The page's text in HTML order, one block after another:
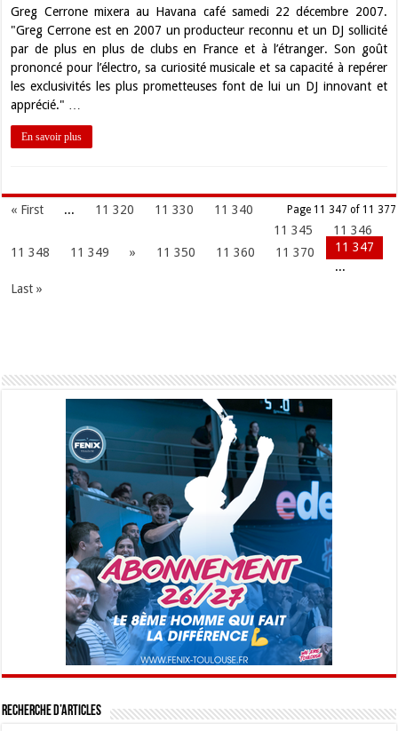
Greg Cerrone mixera au Havana café samedi 22 décembre 2007.
"Greg Cerrone est en 2007 un producteur reconnu et un DJ sollicité
par de plus en plus de clubs en France et à l’étranger. Son goût
prononcé pour l’électro, sa curiosité musicale et sa capacité à repérer
les exclusivités les plus prometteuses font de lui un DJ innovant et
apprécié." …
En savoir plus
Page 11 347 of 11 377
« First ... 11 320 11 330
11 340
11 345
11 346
11 347
11 348 11 349 » 11 350 11 360
11 370
...
Last »
Recherche d’articles